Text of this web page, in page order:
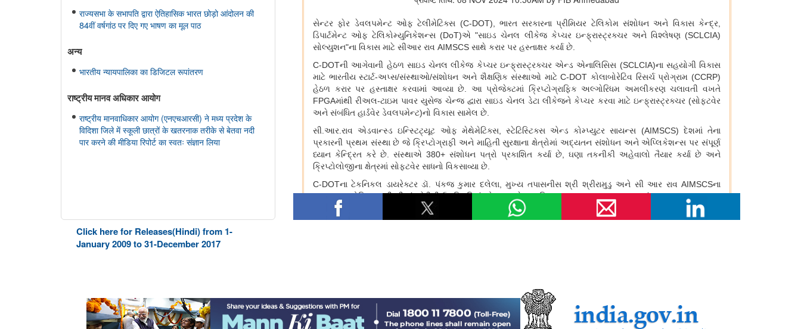
राज्यसभा के सभापति द्वारा ऐतिहासिक भारत छोड़ो आंदोलन की
84वीं वर्षगांठ पर दिए गए भाषण का मूल पाठ
अन्य
भारतीय न्यायपालिका का डिजिटल रूपांतरण
राष्ट्रीय मानव अधिकार आयोग
राष्ट्रीय मानवाधिकार आयोग (एनएचआरसी) ने मध्य प्रदेश के
विदिशा जिले में स्कूली छात्रों के खतरनाक तरीके से बेतवा नदी
पार करने की मीडिया रिपोर्ट का स्वतः संज्ञान लिया
Click here for Releases(Hindi) from 1-
January 2009 to 31-December 2017